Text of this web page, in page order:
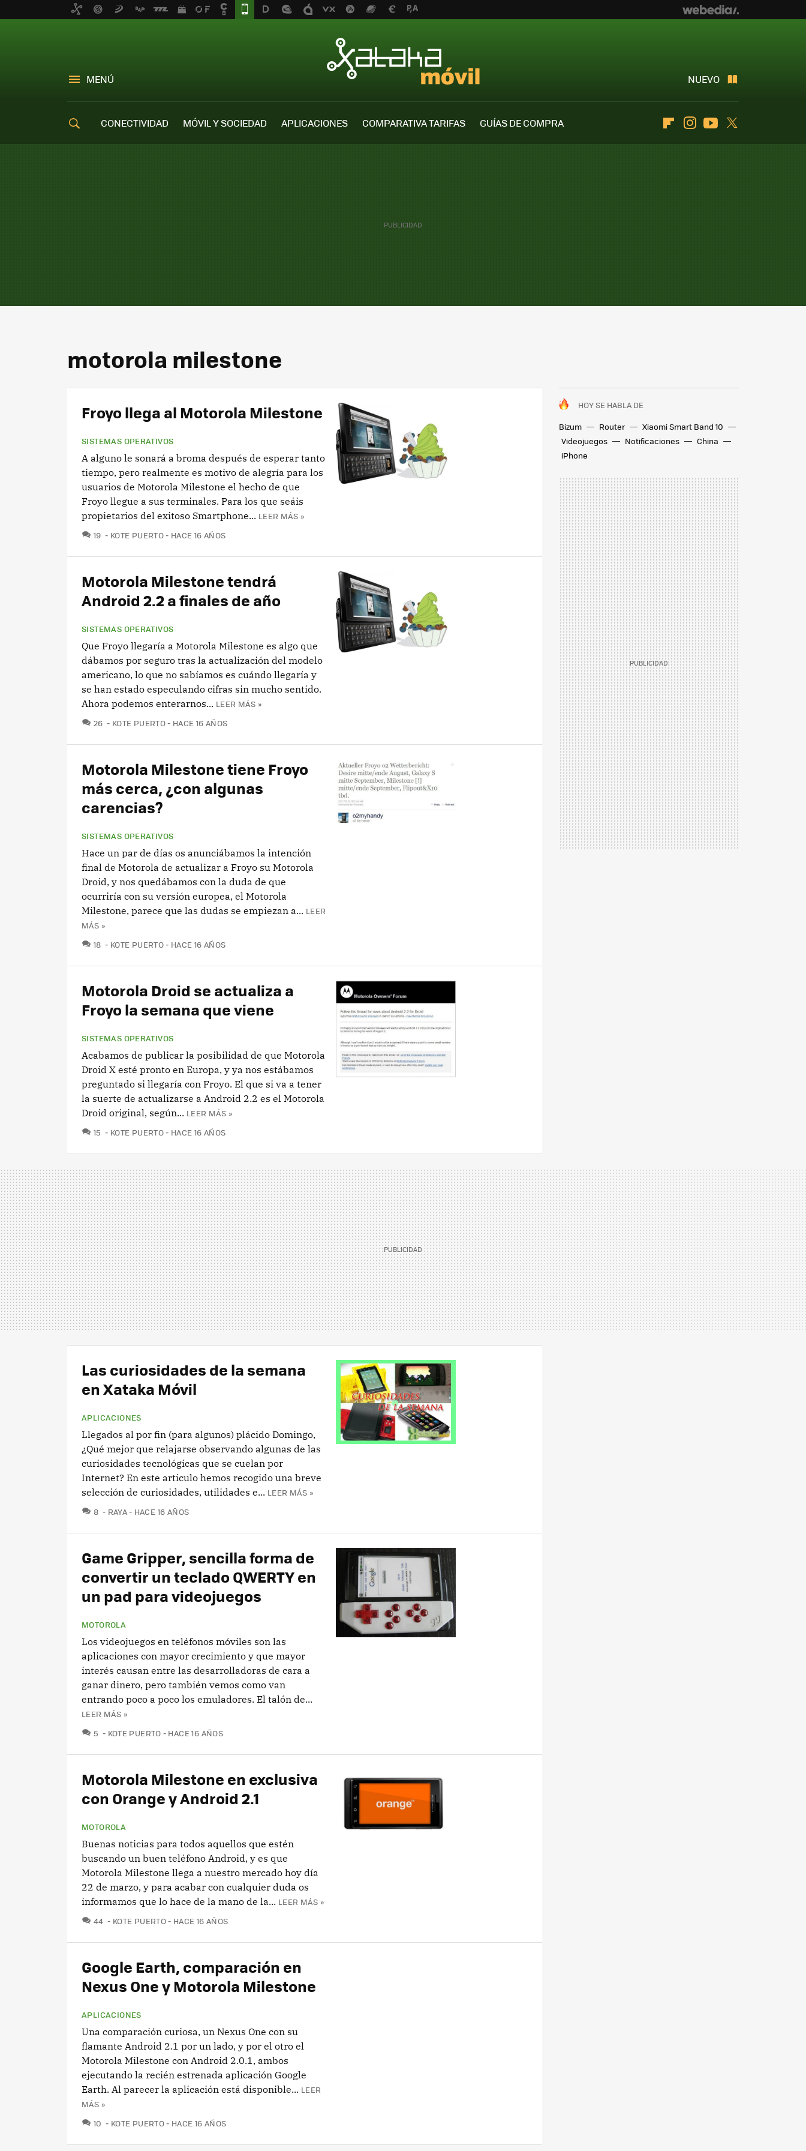
MENÚ NUEVO
CONECTIVIDAD MÓVIL Y SOCIEDAD APLICACIONES COMPARATIVA TARIFAS
GUÍAS DE COMPRA
FlipboardInstagramYoutube
motorola milestone
HOY SE HABLA DE
Bizum
Router
Xiaomi Smart Band 10
Videojuegos
Notificaciones
China
iPhone
Froyo llega al Motorola Milestone
SISTEMAS OPERATIVOS
A alguno le sonará a broma después de esperar tanto
tiempo, pero realmente es motivo de alegría para los
usuarios de Motorola Milestone el hecho de que
Froyo llegue a sus terminales. Para los que seáis
propietarios del exitoso Smartphone... LEER MÁS »
19 COMENTARIOS
KOTE PUERTO HACE 16 AÑOS
Motorola Milestone tendrá
Android 2.2 a finales de año
SISTEMAS OPERATIVOS
Que Froyo llegaría a Motorola Milestone es algo que
dábamos por seguro tras la actualización del modelo
americano, lo que no sabíamos es cuándo llegaría y
se han estado especulando cifras sin mucho sentido.
Ahora podemos enterarnos... LEER MÁS »
26 COMENTARIOS
KOTE PUERTO HACE 16 AÑOS
Motorola Milestone tiene Froyo
más cerca, ¿con algunas
carencias?
SISTEMAS OPERATIVOS
Hace un par de días os anunciábamos la intención
final de Motorola de actualizar a Froyo su Motorola
Droid, y nos quedábamos con la duda de que
ocurriría con su versión europea, el Motorola
Milestone, parece que las dudas se empiezan a... LEER
MÁS »
18 COMENTARIOS
KOTE PUERTO HACE 16 AÑOS
Motorola Droid se actualiza a
Froyo la semana que viene
SISTEMAS OPERATIVOS
Acabamos de publicar la posibilidad de que Motorola
Droid X esté pronto en Europa, y ya nos estábamos
preguntado si llegaría con Froyo. El que si va a tener
la suerte de actualizarse a Android 2.2 es el Motorola
Droid original, según... LEER MÁS »
15 COMENTARIOS
KOTE PUERTO HACE 16 AÑOS
Las curiosidades de la semana
en Xataka Móvil
APLICACIONES
Llegados al por fin (para algunos) plácido Domingo,
¿Qué mejor que relajarse observando algunas de las
curiosidades tecnológicas que se cuelan por
Internet? En este articulo hemos recogido una breve
selección de curiosidades, utilidades e... LEER MÁS »
8 COMENTARIOS
RAYA HACE 16 AÑOS
Game Gripper, sencilla forma de
convertir un teclado QWERTY en
un pad para videojuegos
MOTOROLA
Los videojuegos en teléfonos móviles son las
aplicaciones con mayor crecimiento y que mayor
interés causan entre las desarrolladoras de cara a
ganar dinero, pero también vemos como van
entrando poco a poco los emuladores. El talón de...
LEER MÁS »
5 COMENTARIOS
KOTE PUERTO HACE 16 AÑOS
Motorola Milestone en exclusiva
con Orange y Android 2.1
MOTOROLA
Buenas noticias para todos aquellos que estén
buscando un buen teléfono Android, y es que
Motorola Milestone llega a nuestro mercado hoy día
22 de marzo, y para acabar con cualquier duda os
informamos que lo hace de la mano de la... LEER MÁS »
44 COMENTARIOS
KOTE PUERTO HACE 16 AÑOS
Google Earth, comparación en
Nexus One y Motorola Milestone
APLICACIONES
Una comparación curiosa, un Nexus One con su
flamante Android 2.1 por un lado, y por el otro el
Motorola Milestone con Android 2.0.1, ambos
ejecutando la recién estrenada aplicación Google
Earth. Al parecer la aplicación está disponible... LEER
MÁS »
10 COMENTARIOS
KOTE PUERTO HACE 16 AÑOS